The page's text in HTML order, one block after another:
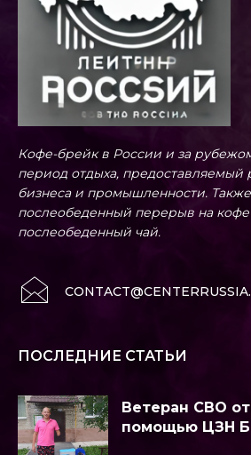
Кофе-брейк в России и за
период отдыха, предоставляемый
бизнеса и промышленности. Также
послеобеденный перерыв на
послеобеденный чай.
ПОСЛЕДНИЕ СТАТЬИ
Ветеран СВО
помощью ЦЗН